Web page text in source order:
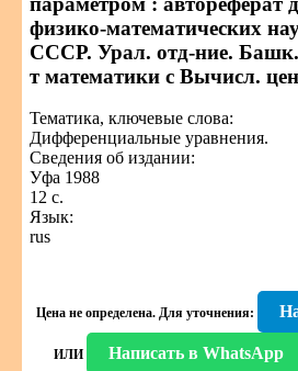
физико-математических
СССР. Урал. отд-ние.
т математики с Вычисл.
Тематика, ключевые слова:
Дифференциальные уравнения.
Сведения об издании:
Уфа 1988
12 с.
Язык:
rus
Цена не определена. Для уточнения:
ИЛИ Написать в WhatsApp